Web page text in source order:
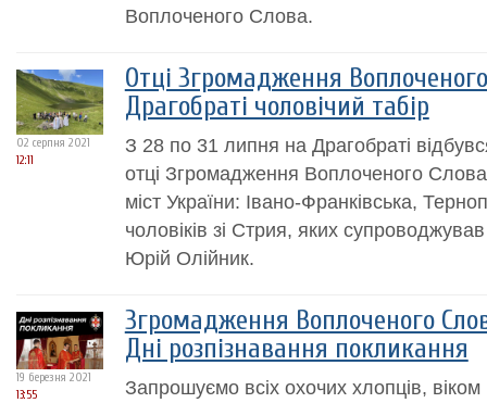
Воплоченого Слова.
02 серпня 2021
12:11
Отці Згромадження
Драгобраті чоловічий табір
З 28 по 31 липня на Драгобраті
отці Згромадження Воплоченого Слова
міст України: Івано-Франківська,
чоловіків зі Стрия, яких
Юрій Олійник.
19 березня 2021
13:55
Згромадження Воплоченого
Дні розпізнавання покликання
Запрошуємо всіх охочих хлопців, віком